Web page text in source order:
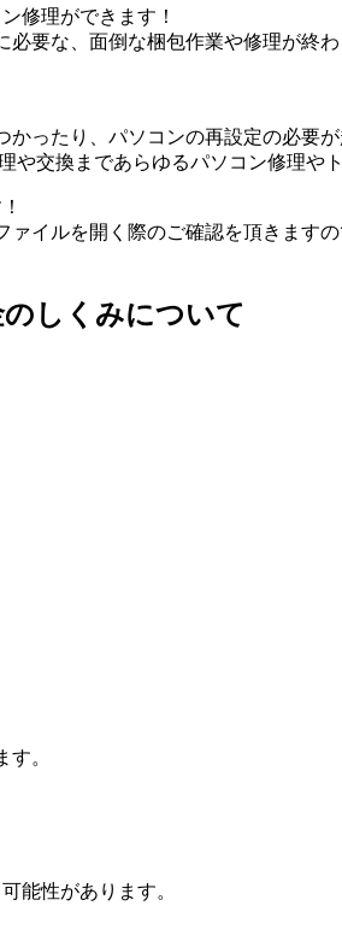
修理ができます！
要な、面倒な梱包作業や修理が
ったり、パソコンの再設定の必
交換まであらゆるパソコン修理や
イルを開く際のご確認を頂きます
しくみについて
。
能性があります。